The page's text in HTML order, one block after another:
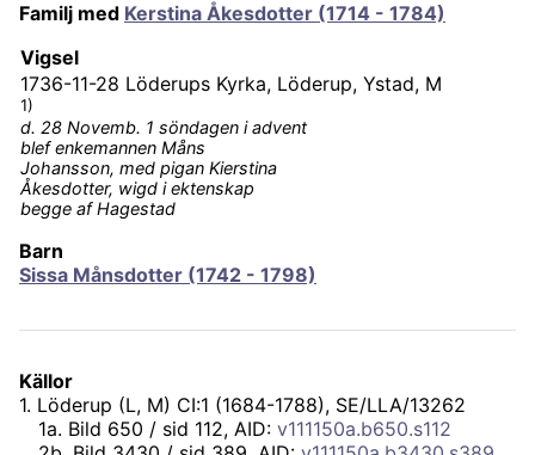
Familj med Kerstina Åkesdotter (1714 - 1784)
Vigsel
1736-11-28 Löderups Kyrka, Löderup, Ystad, M
1)
d. 28 Novemb. 1 söndagen i advent
blef enkemannen Måns
Johansson, med pigan Kierstina
Åkesdotter, wigd i ektenskap
begge af Hagestad
Barn
Sissa Månsdotter (1742 - 1798)
Källor
1. Löderup (L, M) CI:1 (1684-1788), SE/LLA/13262
1a. Bild 650 / sid 112, AID: v111150a.b650.s112